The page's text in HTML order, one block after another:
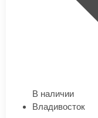
В наличии
Владивосток